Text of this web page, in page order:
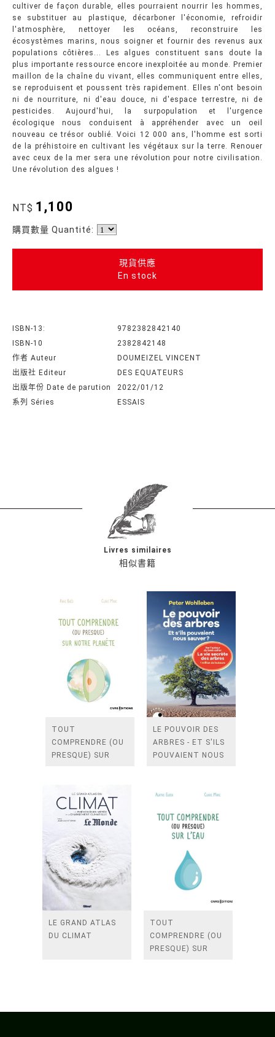
cultiver de façon durable, elles pourraient nourrir les hommes,
se substituer au plastique, décarboner l'économie, refroidir
l'atmosphère, nettoyer les océans, reconstruire les
écosystèmes marins, nous soigner et fournir des revenus aux
populations côtières... Les algues constituent sans doute la
plus importante ressource encore inexploitée au monde. Premier
maillon de la chaîne du vivant, elles communiquent entre elles,
se reproduisent et poussent très rapidement. Elles n'ont besoin
ni de nourriture, ni d'eau douce, ni d'espace terrestre, ni de
pesticides. Aujourd'hui, la surpopulation et l'urgence
écologique nous conduisent à appréhender avec un oeil
nouveau ce trésor oublié. Voici 12 000 ans, l'homme est sorti
de la préhistoire en cultivant les végétaux sur la terre. Renouer
avec ceux de la mer sera une révolution pour notre civilisation.
Une révolution des algues !
NT$ 1,100
購買數量 Quantité:
現貨供應
En stock
ISBN-13:
9782382842140
ISBN-10
2382842148
作者 Auteur
DOUMEIZEL VINCENT
出版社 Editeur
DES EQUATEURS
出版年份 Date de parution
2022/01/12
系列 Séries
ESSAIS
相似書籍
Livres similaires
TOUT
COMPRENDRE (OU
PRESQUE) SUR
LE POUVOIR DES
ARBRES - ET S'ILS
POUVAIENT NOUS
LE GRAND ATLAS
DU CLIMAT
TOUT
COMPRENDRE (OU
PRESQUE) SUR